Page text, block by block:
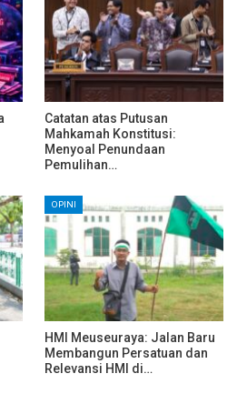
Catatan atas Putusan
Mahkamah Konstitusi:
Menyoal Penundaan
Pemulihan…
OPINI
HMI Meuseuraya: Jalan Baru
Membangun Persatuan dan
Relevansi HMI di…